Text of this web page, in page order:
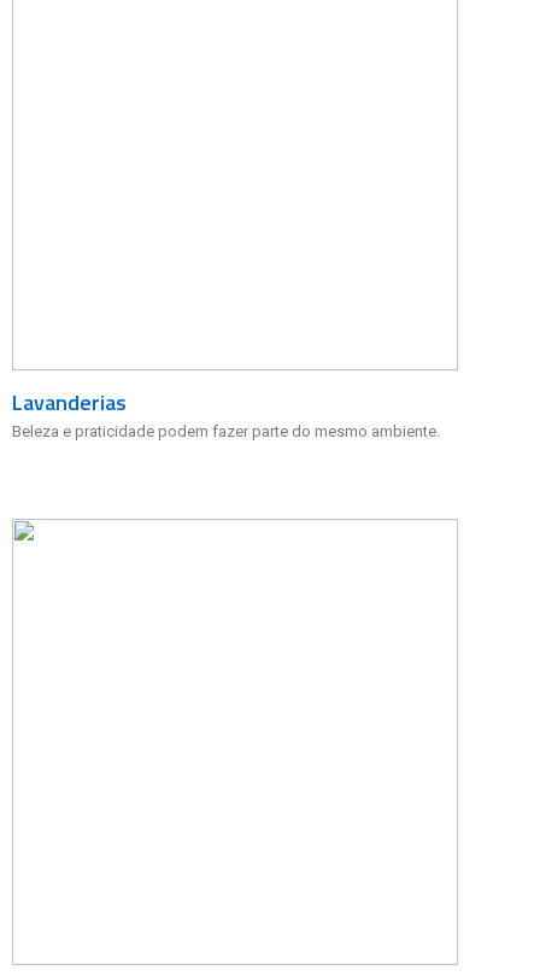
Lavanderias
Beleza e praticidade podem fazer parte do mesmo ambiente.